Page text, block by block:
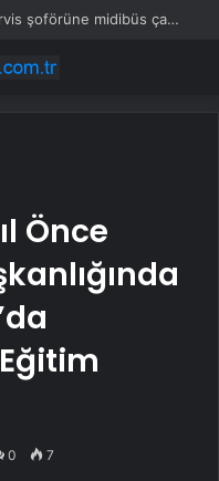
Emniyet şeridinde feci ölüm: Servis şoförüne midibüs çarptı
Önce
0 7